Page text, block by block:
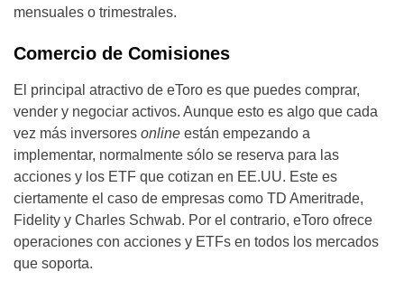
mensuales o trimestrales.
Comercio de Comisiones
El principal atractivo de eToro es que puedes comprar,
vender y negociar activos. Aunque esto es algo que cada
vez más inversores online están empezando a
implementar, normalmente sólo se reserva para las
acciones y los ETF que cotizan en EE.UU. Este es
ciertamente el caso de empresas como TD Ameritrade,
Fidelity y Charles Schwab. Por el contrario, eToro ofrece
operaciones con acciones y ETFs en todos los mercados
que soporta.